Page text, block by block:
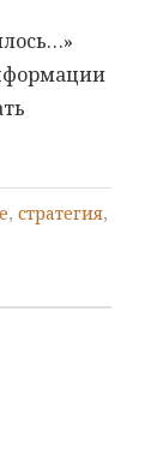
, стратегия,